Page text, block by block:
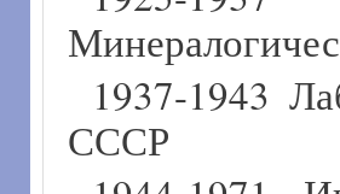
1937-1943
СССР